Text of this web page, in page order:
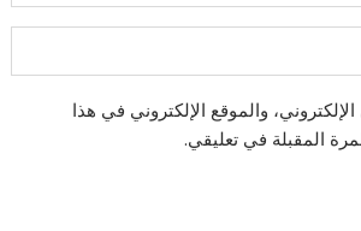
والموقع الإلكتروني في هذا
المقبلة في تعليقي.